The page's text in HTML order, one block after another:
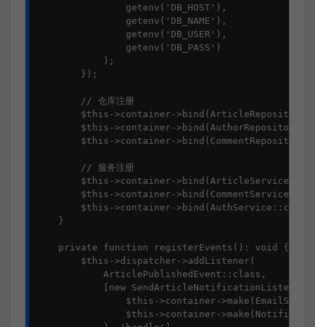
                getenv('DB_HOST'),
                getenv('DB_NAME'),
                getenv('DB_USER'),
                getenv('DB_PASS')
            );
        });
        // 仓库注册
$this->container-
$this->container-
$this->container-
        // 服务注册
$this->container-
$this->container-
$this->container-
    }
    private function registerEvents(): void {
        $this->dispatcher->addListener(
            ArticlePublishedEvent::class,
            [new SendArticleNotificationListener(
$this->container-
$this->container-